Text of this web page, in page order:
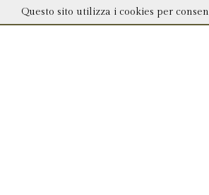
INFORMAZIONI:+39.3407859003 -
Questo sito utilizza i cookies per